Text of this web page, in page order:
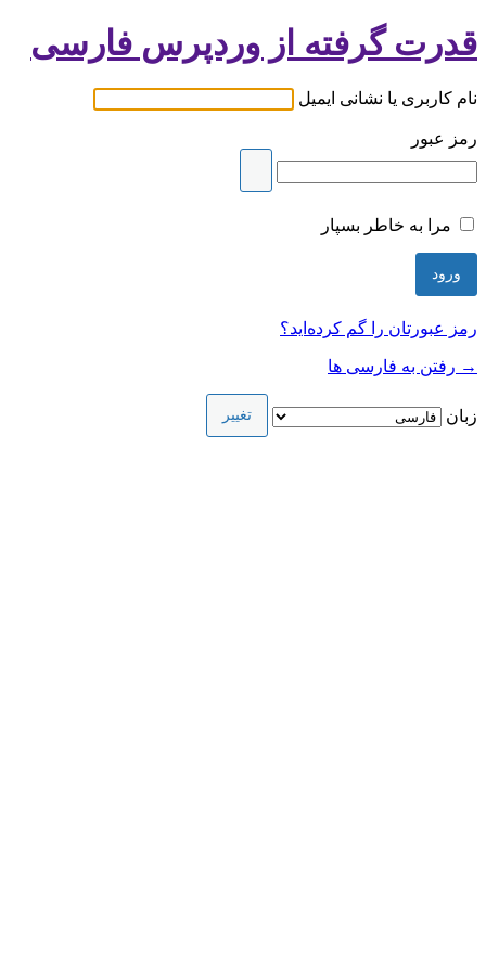
قدرت گرفته از وردپرس فارسی
نام کاربری یا نشانی ایمیل
رمز عبور
مرا به خاطر بسپار
رمز عبورتان را گم کرده‌اید؟
→ رفتن به فارسی ها
زبان